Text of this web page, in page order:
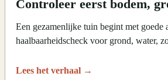
Controleer eerst bodem,
Een gezamenlijke tuin begint met goede
haalbaarheidscheck voor grond, water,
Lees het verhaal →